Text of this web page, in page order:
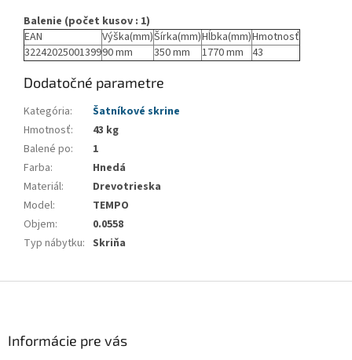
Balenie (počet kusov : 1)
EAN
Výška(mm)Šírka(mm)Hĺbka(mm)Hmotnosť
3224202500139990 mm 350 mm 1770 mm 43
Dodatočné parametre
Kategória:
Šatníkové skrine
Hmotnosť:
43 kg
Balené po:
1
Farba:
Hnedá
Materiál:
Drevotrieska
Model:
TEMPO
Objem:
0.0558
Typ nábytku: Skriňa
Informácie pre vás